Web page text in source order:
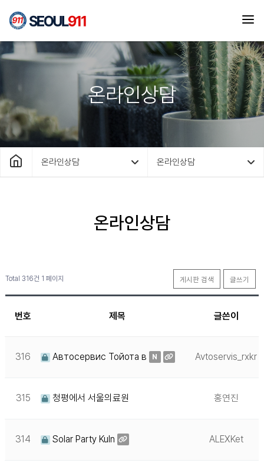
온라인상담
온라인상담 온라인상담
온라인상담
Total 316건 1 페이지 게시판 검색 글쓰기
번호 제목 글쓴이
316 Автосервис Тойота в N Avtoservis_rxkr
315 청평에서 서울의료원 홍연진
314 Solar Party Kuln ALEXKet